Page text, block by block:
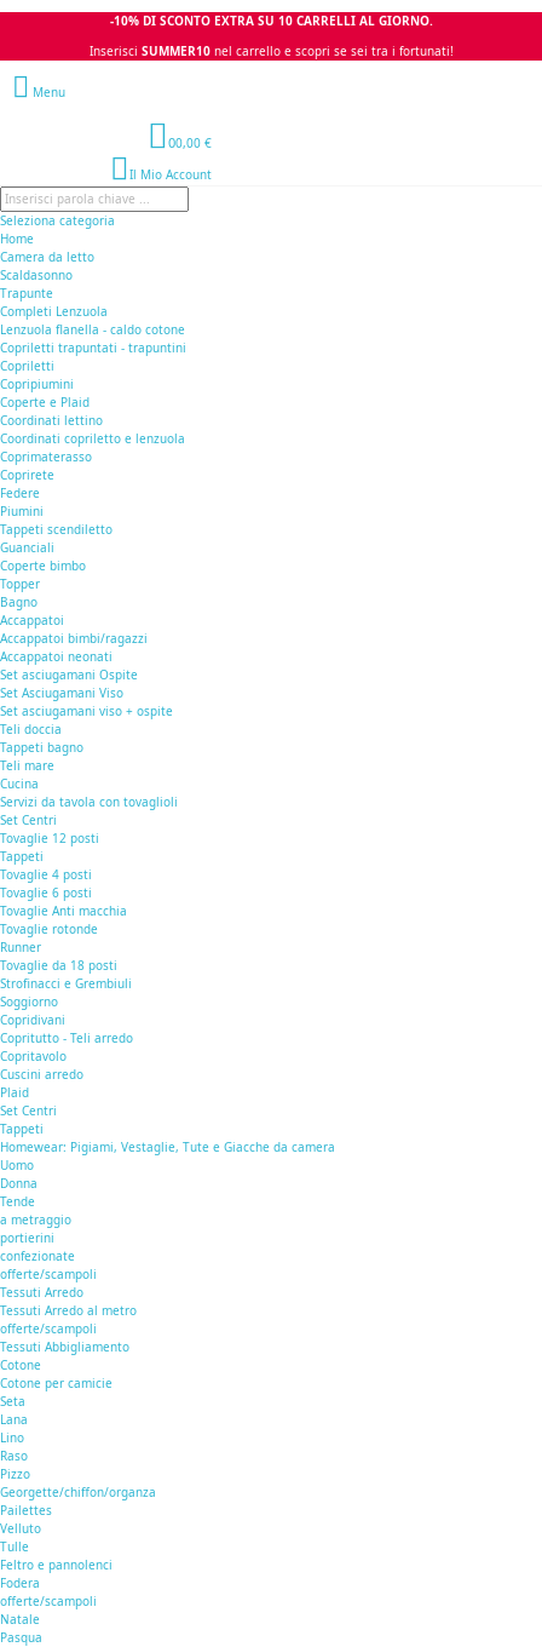
-10% DI SCONTO EXTRA SU 10 CARRELLI AL GIORNO.
Inserisci SUMMER10 nel carrello e scopri se sei tra i fortunati!
Menu
00,00 €
Il Mio Account
Seleziona categoria
Home
Camera da letto
Scaldasonno
Trapunte
Completi Lenzuola
Lenzuola flanella - caldo cotone
Copriletti trapuntati - trapuntini
Copriletti
Copripiumini
Coperte e Plaid
Coordinati lettino
Coordinati copriletto e lenzuola
Coprimaterasso
Coprirete
Federe
Piumini
Tappeti scendiletto
Guanciali
Coperte bimbo
Topper
Bagno
Accappatoi
Accappatoi bimbi/ragazzi
Accappatoi neonati
Set asciugamani Ospite
Set Asciugamani Viso
Set asciugamani viso + ospite
Teli doccia
Tappeti bagno
Teli mare
Cucina
Servizi da tavola con tovaglioli
Set Centri
Tovaglie 12 posti
Tappeti
Tovaglie 4 posti
Tovaglie 6 posti
Tovaglie Anti macchia
Tovaglie rotonde
Runner
Tovaglie da 18 posti
Strofinacci e Grembiuli
Soggiorno
Copridivani
Copritutto - Teli arredo
Copritavolo
Cuscini arredo
Plaid
Set Centri
Tappeti
Homewear: Pigiami, Vestaglie, Tute e Giacche da camera
Uomo
Donna
Tende
a metraggio
portierini
confezionate
offerte/scampoli
Tessuti Arredo
Tessuti Arredo al metro
offerte/scampoli
Tessuti Abbigliamento
Cotone
Cotone per camicie
Seta
Lana
Lino
Raso
Pizzo
Georgette/chiffon/organza
Pailettes
Velluto
Tulle
Feltro e pannolenci
Fodera
offerte/scampoli
Natale
Pasqua